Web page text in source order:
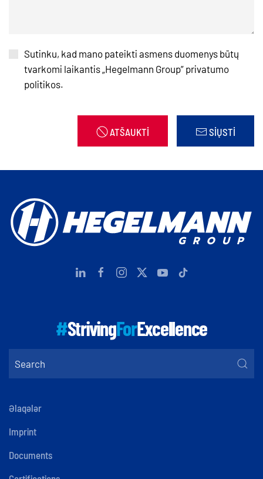
Sutinku, kad mano pateikti asmens duomenys būtų
tvarkomi laikantis„Hegelmann Group” privatumo
politikos.
ATŠAUKTI SIŲSTI
#StrivingForExcellence
Əlaqələr
Imprint
Documents